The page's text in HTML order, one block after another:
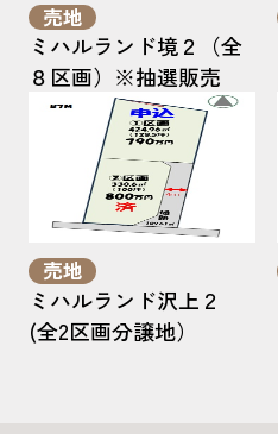
売地
ミハルランド境２（全
８区画）※抽選販売
売地
ミハルランド沢上２
(全2区画分譲地）